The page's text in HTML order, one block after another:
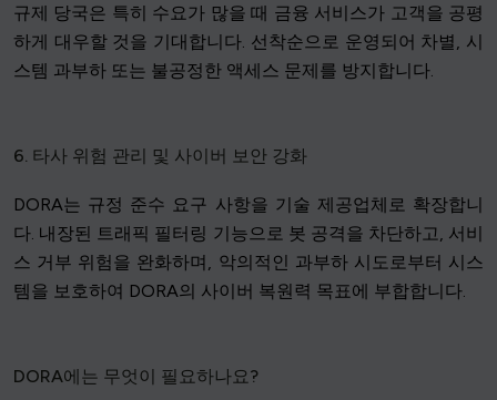
규제 당국은 특히 수요가 많을 때 금융 서비스가 고객을 공평
하게 대우할 것을 기대합니다. 선착순으로 운영되어 차별, 시
스템 과부하 또는 불공정한 액세스 문제를 방지합니다.
6. 타사 위험 관리 및 사이버 보안 강화
DORA는 규정 준수 요구 사항을 기술 제공업체로 확장합니
다. 내장된 트래픽 필터링 기능으로 봇 공격을 차단하고, 서비
스 거부 위험을 완화하며, 악의적인 과부하 시도로부터 시스
템을 보호하여 DORA의 사이버 복원력 목표에 부합합니다.
DORA에는 무엇이 필요하나요?